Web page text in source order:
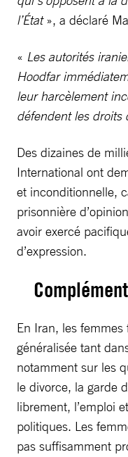
l’État», a déclaré
« Les autorités
Hoodfar
leur harcèlement
défendent les droits
Des dizaines de
International ont
et inconditionnelle,
prisonnière
avoir exercé
d’expression.
En Iran, les femmes
généralisée tant
notamment sur les
le divorce, la garde
librement, l’emploi
politiques. Les
pas suffisamment